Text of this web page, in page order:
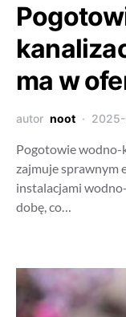
ma w
autor noot
Pogotowie wodno-
zajmuje sprawnym
instalacjami
dobę, co…